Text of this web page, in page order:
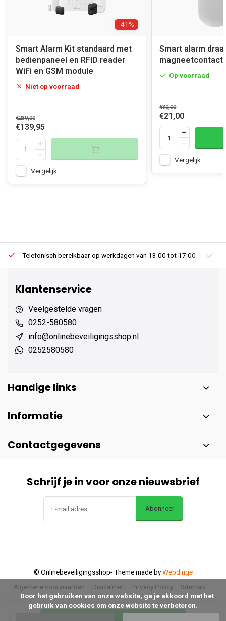
-41%
Smart Alarm Kit standaard met
bedienpaneel en RFID reader
WiFi en GSM module
Niet op voorraad
€239,00
€139,95
Vergelijk
Smart alarm
magneetcontact
Op voorraad
€30,00
€21,00
Vergelijk
Telefonisch bereikbaar op werkdagen van 13:00 tot 17:00
Klantenservice
Veelgestelde vragen
0252-580580
info@onlinebeveiligingsshop.nl
0252580580
Handige links
Informatie
Contactgegevens
Schrijf je in voor onze nieuwsbrief
Abonneer
Algemene voorwaarden Disclaimer Privacy Policy Sitemap
© Onlinebeveiligingsshop- Theme made byWebdinge
gebruik van cookies om onze website te verbeteren.